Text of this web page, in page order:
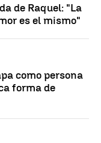
de Raquel: "La
es el mismo"
como persona
forma de